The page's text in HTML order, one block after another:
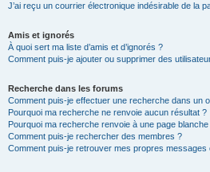
J’ai reçu un courrier électronique indésirable de la
Amis et ignorés
À quoi sert ma liste d’amis et d’ignorés ?
Comment puis-je ajouter ou supprimer des
Recherche dans les forums
Comment puis-je effectuer une recherche dans un
Pourquoi ma recherche ne renvoie aucun résultat ?
Pourquoi ma recherche renvoie à une page blanche
Comment puis-je rechercher des membres ?
Comment puis-je retrouver mes propres messages